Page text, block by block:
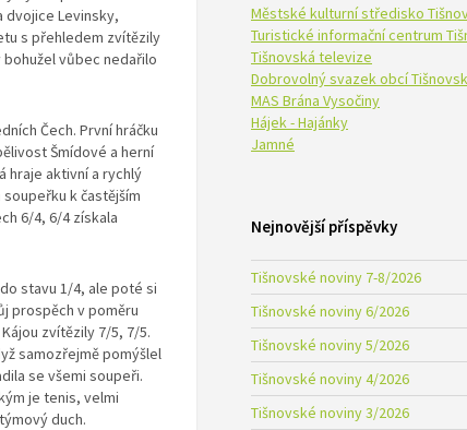
dvojice Levinsky,
s přehledem zvítězily
vůbec nedařilo
Čech. První hráčku
Šmídové a herní
hraje aktivní a rychlý
k častějším
6/4, 6/4 získala
stavu 1/4, ale poté si
prospěch v poměru
zvítězily 7/5, 7/5.
samozřejmě pomýšlel
se všemi soupeři.
je tenis, velmi
duch.
Městské kulturní středisko
Turistické informační centrum
Tišnovská televize
Dobrovolný svazek obcí
MAS Brána Vysočiny
Hájek - Hajánky
Jamné
Nejnovější příspěvky
Tišnovské noviny 7-8/2026
Tišnovské noviny 6/2026
Tišnovské noviny 5/2026
Tišnovské noviny 4/2026
Tišnovské noviny 3/2026